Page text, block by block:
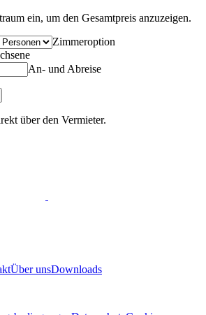
ein, um den Gesamtpreis anzuzeigen.
Zimmeroption
An- und Abreise
über den Vermieter.
Über unsDownloads